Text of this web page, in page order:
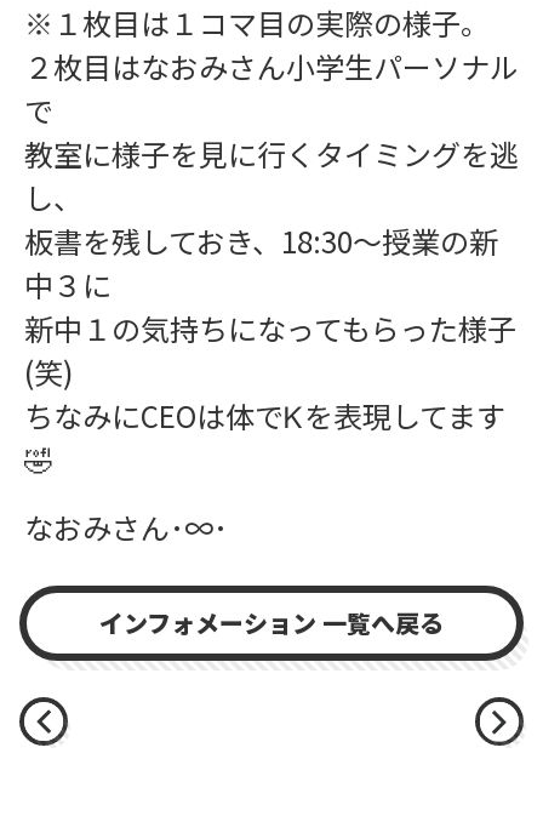
※１枚目は１コマ目の実際の様子。
２枚目はなおみさん小学生パーソナル
で
教室に様子を見に行くタイミングを逃
し、
板書を残しておき、18:30〜授業の新
中３に
新中１の気持ちになってもらった様子
(笑)
ちなみにCEOは体でᏦを表現してます
🤣
なおみさん･∞･
インフォメーション 一覧へ戻る